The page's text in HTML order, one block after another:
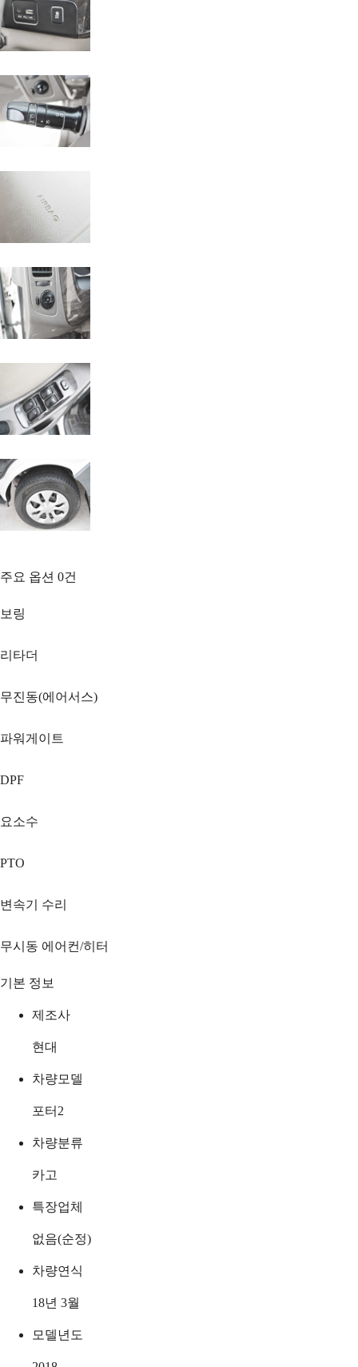
주요 옵션 0건
보링
리타더
무진동(에어서스)
파워게이트
DPF
요소수
PTO
변속기 수리
무시동 에어컨/히터
기본 정보
제조사
현대
차량모델
포터2
차량분류
카고
특장업체
없음(순정)
차량연식
18년 3월
모델년도